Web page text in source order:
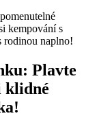
kempování s
rodinou naplno!
Plavte
klidné